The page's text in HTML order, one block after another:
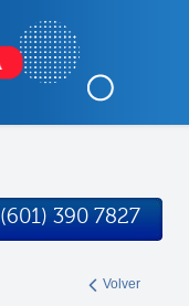
(601) 390 7827
Volver